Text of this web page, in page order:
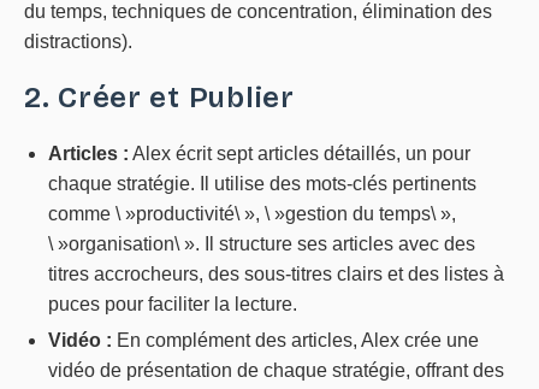
du temps, techniques de concentration, élimination des
distractions).
2. Créer et Publier
Articles : Alex écrit sept articles détaillés, un pour
chaque stratégie. Il utilise des mots-clés pertinents
comme \ »productivité\ », \ »gestion du temps\ »,
\ »organisation\ ». Il structure ses articles avec des
titres accrocheurs, des sous-titres clairs et des listes à
puces pour faciliter la lecture.
Vidéo : En complément des articles, Alex crée une
vidéo de présentation de chaque stratégie, offrant des